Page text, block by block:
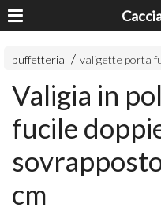
buffetteria valigette porta
Valigia in
fucile
cm